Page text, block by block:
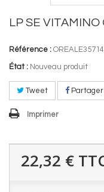
LP SE VITAMINO
Référence :
État : Nouveau produit
Tweet Partager
Imprimer
22,32 €